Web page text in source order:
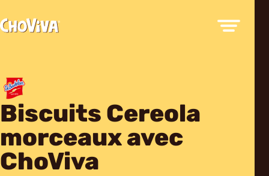
Biscuits Cereola
morceaux avec
ChoViva